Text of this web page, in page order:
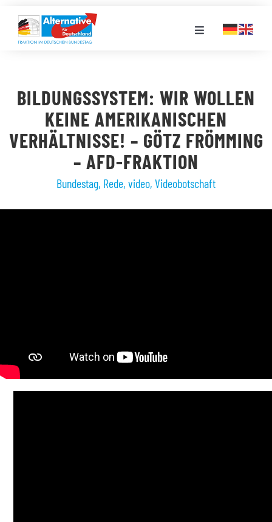
Inhalt
springen
Toggle
LANDESGRUPPEN
VERANSTALTUNGEN
BILDUNGSSYSTEM: WIR WOLLEN
KEINE AMERIKANISCHEN
VERHÄLTNISSE! – GÖTZ FRÖMMING
– AFD-FRAKTION
Bundestag, Rede, video, Videobotschaft